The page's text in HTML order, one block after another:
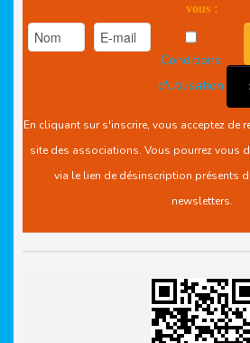
vous :
Conditions
d'utilisation
En cliquant sur s'inscrire, vous acceptez de
site des associations. Vous pourrez vous
via le lien de désinscription présents
newsletters.